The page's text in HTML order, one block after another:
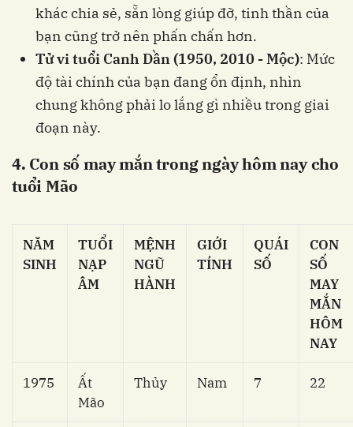
khác chia sẻ, sẵn lòng giúp đỡ, tinh thần của
bạn cũng trở nên phấn chấn hơn.
Tử vi tuổi Canh Dần (1950, 2010 - Mộc): Mức
độ tài chính của bạn đang ổn định, nhìn
chung không phải lo lắng gì nhiều trong giai
đoạn này.
4. Con số may mắn trong ngày hôm nay cho
tuổi Mão
NĂM
SINH
TUỔI
NẠP
ÂM
MỆNH
NGŨ
HÀNH
GIỚI
TÍNH
QUÁI
SỐ
CON
SỐ
MAY
MẮN
HÔM
NAY
1975
Ất
Mão
Thủy Nam 7 22